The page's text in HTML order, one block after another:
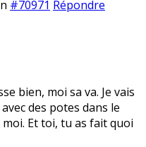
#70971 Répondre
bien, moi sa va. Je vais
des potes dans le
Et toi, tu as fait quoi